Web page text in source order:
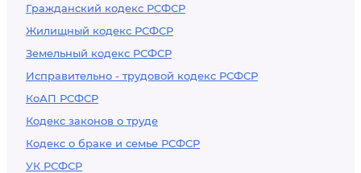
Гражданский кодекс РСФСР
Жилищный кодекс РСФСР
Земельный кодекс РСФСР
Исправительно - трудовой кодекс РСФСР
КоАП РСФСР
Кодекс законов о труде
Кодекс о браке и семье РСФСР
УК РСФСР